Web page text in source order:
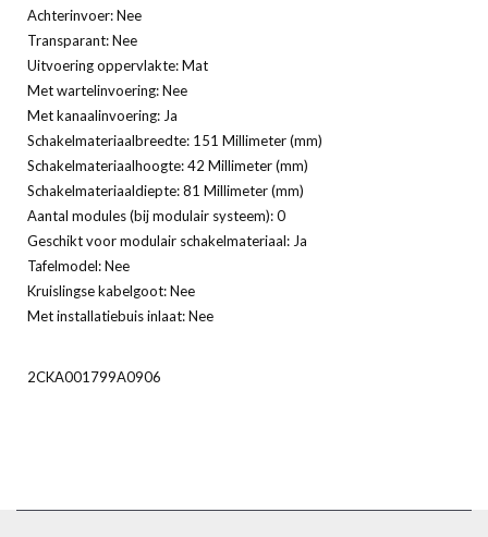
Achterinvoer: Nee
Transparant: Nee
Uitvoering oppervlakte: Mat
Met wartelinvoering: Nee
Met kanaalinvoering: Ja
Schakelmateriaalbreedte: 151 Millimeter (mm)
Schakelmateriaalhoogte: 42 Millimeter (mm)
Schakelmateriaaldiepte: 81 Millimeter (mm)
Aantal modules (bij modulair systeem): 0
Geschikt voor modulair schakelmateriaal: Ja
Tafelmodel: Nee
Kruislingse kabelgoot: Nee
Met installatiebuis inlaat: Nee
2CKA001799A0906